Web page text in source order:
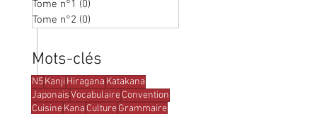
Tome n°1 (0)
Tome n°2 (0)
Mots-clés
N5Kanji Hiragana Katakana
JaponaisVocabulaireConvention
CuisineKana CultureGrammaire